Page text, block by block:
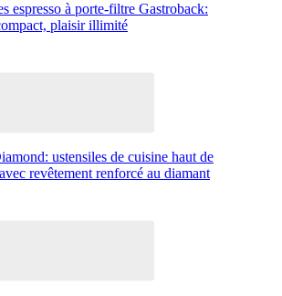
espresso à porte-filtre Gastroback:
plaisir illimité
ustensiles de cuisine haut de
revêtement renforcé au diamant